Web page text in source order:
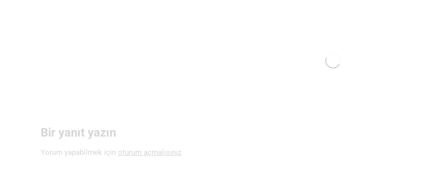
Bir yanıt yazın
Yorum yapabilmek için oturum açmalısınız.